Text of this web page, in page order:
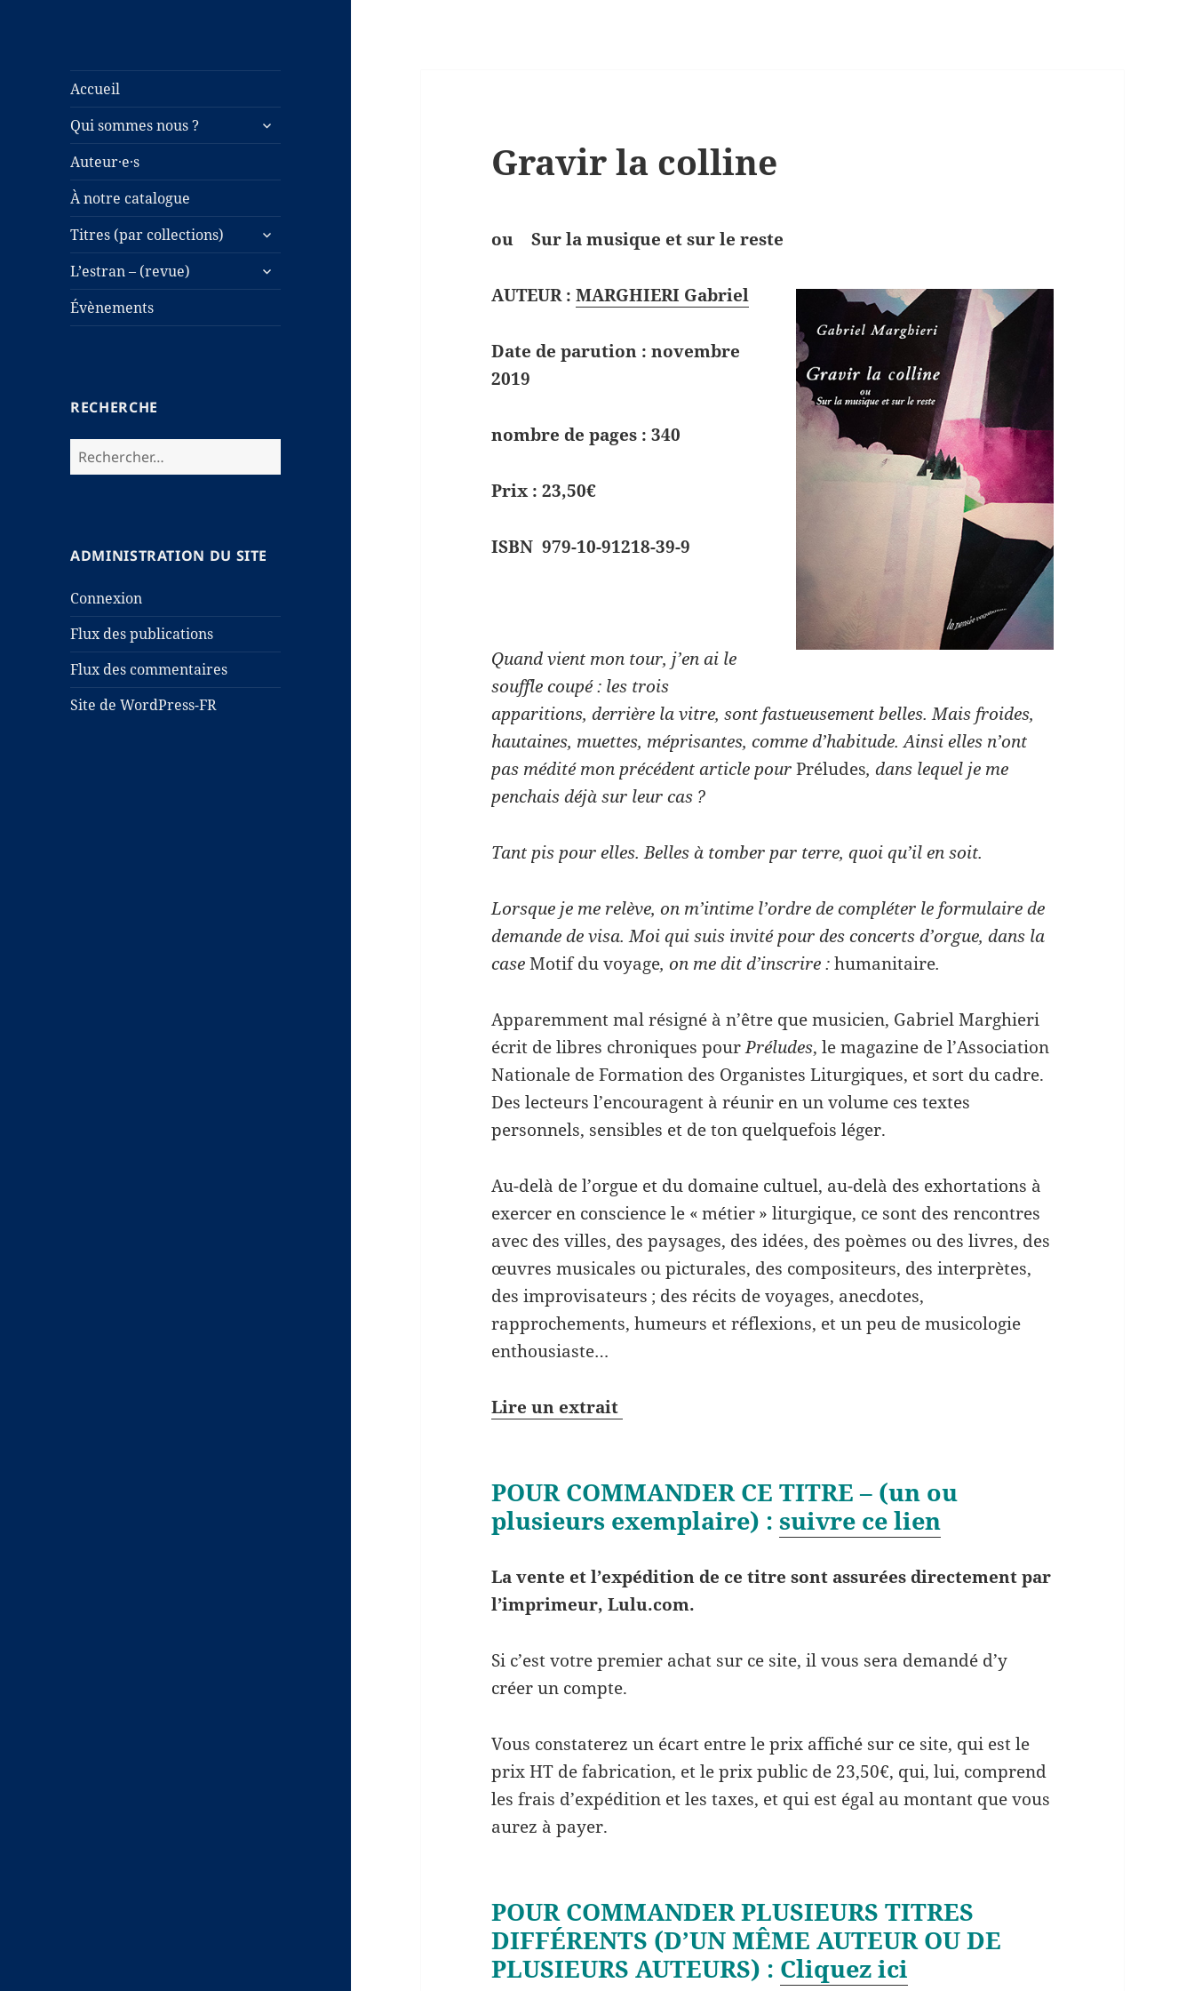
Accueil
Qui sommes nous ?
ouvrir
le
menu
Auteur·e·s
À notre catalogue
Titres (par collections)
ouvrir
le
sous-
menu
L’estran – (revue)
ouvrir
le
menu
Évènements
RECHERCHE
Rechercher :
ADMINISTRATION DU SITE
Connexion
Flux des publications
Flux des commentaires
Site de WordPress-FR
Gravir la colline
ou Sur la musique et sur le reste
AUTEUR :MARGHIERI Gabriel
Date de parution : novembre
2019
nombre de pages : 340
Prix : 23,50€
ISBN 979-10-91218-39-9
Quand vient mon tour, j’en ai le
souffle coupé : les trois
apparitions, derrière la vitre, sont fastueusement belles. Mais froides,
hautaines, muettes, méprisantes, comme d’habitude. Ainsi elles n’ont
pas médité mon précédent article pourPréludes, dans lequel je me
penchais déjà sur leur cas ?
Tant pis pour elles. Belles à tomber par terre, quoi qu’il en soit.
Lorsque je me relève, on m’intime l’ordre de compléter le formulaire de
demande de visa. Moi qui suis invité pour des concerts d’orgue, dans la
caseMotif du voyage, on me dit d’inscrire :humanitaire.
Apparemment mal résigné à n’être que musicien, Gabriel Marghieri
écrit de libres chroniques pourPréludes, le magazine de l’Association
Nationale de Formation des Organistes Liturgiques, et sort du cadre.
Des lecteurs l’encouragent à réunir en un volume ces textes
personnels, sensibles et de ton quelquefois léger.
Au-delà de l’orgue et du domaine cultuel, au-delà des exhortations à
exercer en conscience le « métier » liturgique, ce sont des rencontres
avec des villes, des paysages, des idées, des poèmes ou des livres, des
œuvres musicales ou picturales, des compositeurs, des interprètes,
des improvisateurs ; des récits de voyages, anecdotes,
rapprochements, humeurs et réflexions, et un peu de musicologie
enthousiaste…
Lire un extrait
POUR COMMANDER CE TITRE – (un ou
plusieurs exemplaire) :suivre ce lien
La vente et l’expédition de ce titre sont assurées directement par
l’imprimeur, Lulu.com.
Si c’est votre premier achat sur ce site, il vous sera demandé d’y
créer un compte.
Vous constaterez un écart entre le prix affiché sur ce site, qui est le
prix HT de fabrication, et le prix public de 23,50€, qui, lui, comprend
les frais d’expédition et les taxes, et qui est égal au montant que vous
aurez à payer.
POUR COMMANDER PLUSIEURS TITRES
DIFFÉRENTS (D’UN MÊME AUTEUR OU DE
PLUSIEURS AUTEURS) : Cliquez ici